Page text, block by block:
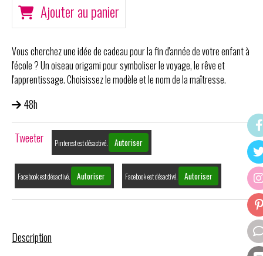
Ajouter au panier
Vous cherchez une idée de cadeau pour la fin d'année de votre enfant à
l'école ? Un oiseau origami pour symboliser le voyage, le rêve et
l'apprentissage. Choisissez le modèle et le nom de la maîtresse.
48h
Tweeter Pinterest est désactivé. Autoriser
Facebook est désactivé. Autoriser Facebook est désactivé. Autoriser
Description